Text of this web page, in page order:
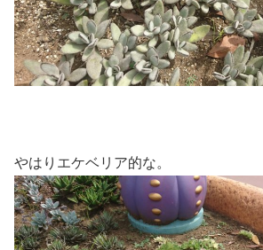
やはりエケベリア的な。